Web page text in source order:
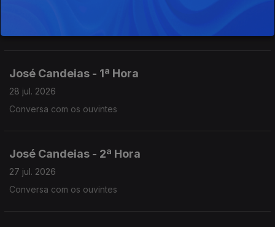
José Candeias - 1ª Hora
28 jul. 2026
Conversa com os ouvintes
José Candeias - 2ª Hora
27 jul. 2026
Conversa com os ouvintes